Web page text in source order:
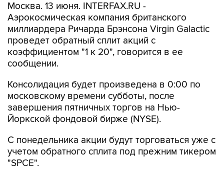
Москва. 13 июня. INTERFAX.RU -
Аэрокосмическая компания британского
миллиардера Ричарда Брэнсона Virgin Galactic
проведет обратный сплит акций с
коэффициентом "1 к 20", говорится в ее
сообщении.
Консолидация будет произведена в 0:00 по
московскому времени субботы, после
завершения пятничных торгов на Нью-
Йоркской фондовой бирже (NYSE).
С понедельника акции будут торговаться уже с
учетом обратного сплита под прежним тикером
"SPCE".